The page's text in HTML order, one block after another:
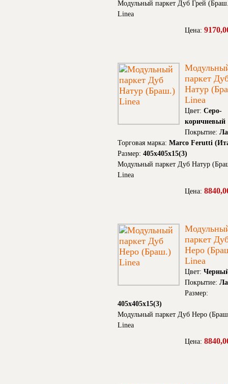
Модульный паркет Дуб Грей
Linea
Цена:
паркет
Натур
Linea
Цвет: Серо-
коричневый
Покрытие:
Торговая марка: Marco Ferutti
Размер: 405х405х15(3)
Модульный паркет Дуб Натур
Linea
Цена:
паркет
Неро
Linea
Цвет:
Покрытие:
Размер:
405х405х15(3)
Модульный паркет Дуб Неро
Linea
Цена: